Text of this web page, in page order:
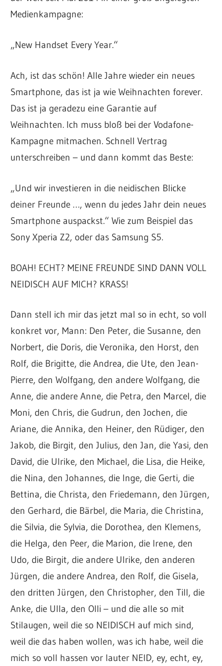
Medienkampagne:
„New Handset Every Year.“
Ach, ist das schön! Alle Jahre wieder ein neues
Smartphone, das ist ja wie Weihnachten forever.
Das ist ja geradezu eine Garantie auf
Weihnachten. Ich muss bloß bei der Vodafone-
Kampagne mitmachen. Schnell Vertrag
unterschreiben – und dann kommt das Beste:
„Und wir investieren in die neidischen Blicke
deiner Freunde …, wenn du jedes Jahr dein neues
Smartphone auspackst.“ Wie zum Beispiel das
Sony Xperia Z2, oder das Samsung S5.
BOAH! ECHT? MEINE FREUNDE SIND DANN VOLL
NEIDISCH AUF MICH? KRASS!
Dann stell ich mir das jetzt mal so in echt, so voll
konkret vor, Mann: Den Peter, die Susanne, den
Norbert, die Doris, die Veronika, den Horst, den
Rolf, die Brigitte, die Andrea, die Ute, den Jean-
Pierre, den Wolfgang, den andere Wolfgang, die
Anne, die andere Anne, die Petra, den Marcel, die
Moni, den Chris, die Gudrun, den Jochen, die
Ariane, die Annika, den Heiner, den Rüdiger, den
Jakob, die Birgit, den Julius, den Jan, die Yasi, den
David, die Ulrike, den Michael, die Lisa, die Heike,
die Nina, den Johannes, die Inge, die Gerti, die
Bettina, die Christa, den Friedemann, den Jürgen,
den Gerhard, die Bärbel, die Maria, die Christina,
die Silvia, die Sylvia, die Dorothea, den Klemens,
die Helga, den Peer, die Marion, die Irene, den
Udo, die Birgit, die andere Ulrike, den anderen
Jürgen, die andere Andrea, den Rolf, die Gisela,
den dritten Jürgen, den Christopher, den Till, die
Anke, die Ulla, den Olli – und die alle so mit
Stilaugen, weil die so NEIDISCH auf mich sind,
weil die das haben wollen, was ich habe, weil die
mich so voll hassen vor lauter NEID, ey, echt, ey,